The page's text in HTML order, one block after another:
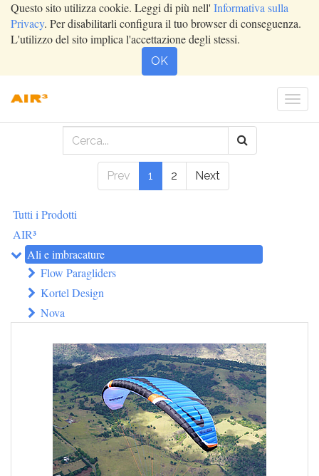
Questo sito utilizza cookie. Leggi di più nell' Informativa sulla
Privacy. Per disabilitarli configura il tuo browser di conseguenza.
L'utilizzo del sito implica l'accettazione degli stessi.
OK
Prev 1 2 Next
Tutti i Prodotti
AIR³
Ali e imbracature
Flow Paragliders
Kortel Design
Nova